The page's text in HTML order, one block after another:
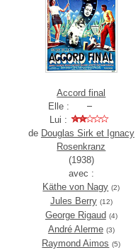
Accord final
Elle :
Lui :
de Douglas Sirk et Ignacy
Rosenkranz
(1938)
avec :
Käthe von Nagy (2)
Jules Berry (12)
George Rigaud (4)
André Alerme (3)
Raymond Aimos (5)